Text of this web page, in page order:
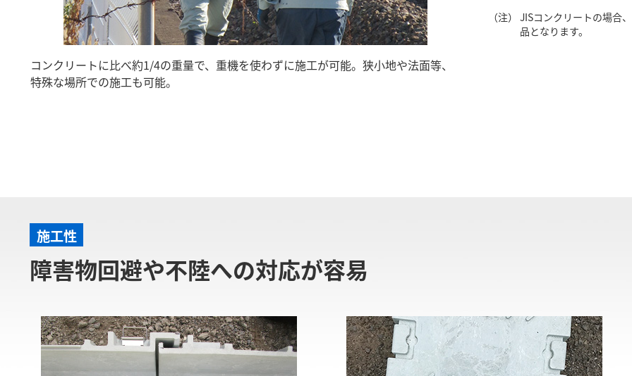
コンクリートに比べ約1/4の重量で、重機を使わずに施工が可能。狭小地や法面等、
特殊な場所での施工も可能。
（注） JISコンクリートの場合
品となります。
施工性
障害物回避や不陸への対応が容易